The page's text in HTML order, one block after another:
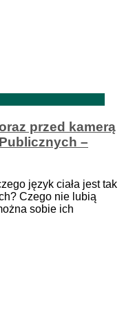
przed kamerą
–
język ciała jest tak
Czego nie lubią
sobie ich